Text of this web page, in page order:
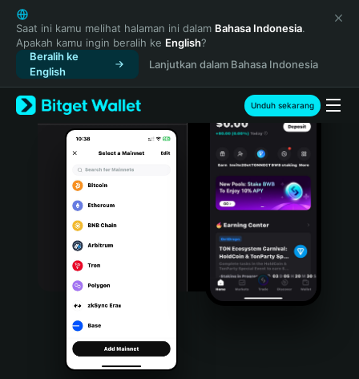
English
日本語
Tiếng Việt
Русский
Español (Latinoamérica)
Türkçe
Italiano
Português (Portugal)
Bahasa Indonesia
Português (Brasil)
Español (Argentina)
Saat ini kamu melihat halaman ini dalam Bahasa Indonesia.
Apakah kamu ingin beralih ke English?
Beralih ke
English
Lanjutkan dalam Bahasa Indonesia
Unduh sekarang